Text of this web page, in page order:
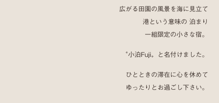
広がる田園の風景を海に見立て
港という意味の 泊まり
一組限定の小さな宿。
〝小泊Fuji〟と名付けました。
ひとときの滞在に心を休めて
ゆったりとお過ごし下さい。